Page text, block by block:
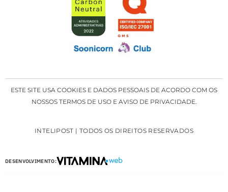
ESTE SITE USA COOKIES E DADOS PESSOAIS DE ACORDO COM OS
NOSSOS TERMOS DE USO E AVISO DE PRIVACIDADE.
INTELIPOST | TODOS OS DIREITOS RESERVADOS
DESENVOLVIMENTO: